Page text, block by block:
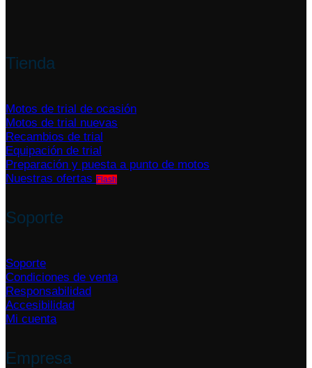
Tienda
Motos de trial de ocasión
Motos de trial nuevas
Recambios de trial
Equipación de trial
Preparación y puesta a punto de motos
Nuestras ofertas
Soporte
Soporte
Condiciones de venta
Responsabilidad
Accesibilidad
Mi cuenta
Empresa